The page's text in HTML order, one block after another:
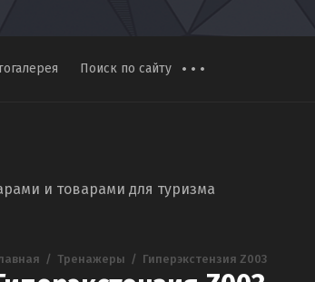
Поиск по сайту
и товарами для туризма
  /
Тренажеры
  /
Гиперэкстензия Z003